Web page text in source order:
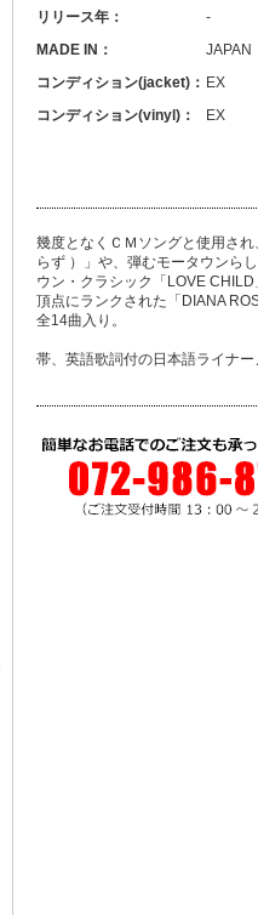
リリース年：
-
MADE IN：
JAPAN
コンディション(jacket)： EX
コンディション(vinyl)：
EX
幾度となくＣＭソングと使用さ
らず ）」や、弾むモータウンら
ウン・クラシック「LOVE
頂点にランクされた「DIANA
全14曲入り。
帯、英語歌詞付の日本語ライナー